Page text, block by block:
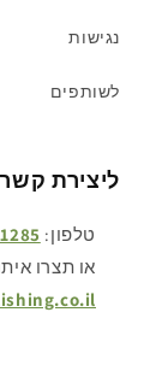
נגישות
לשותפים
ליצירת קשר
טלפון:
או תצרו